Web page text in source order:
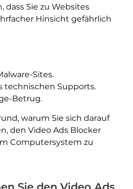
dass Sie zu Websites
Hinsicht gefährlich
Sites.
technischen Supports.
Betrug.
warum Sie sich darauf
den Video Ads Blocker
Computersystem zu